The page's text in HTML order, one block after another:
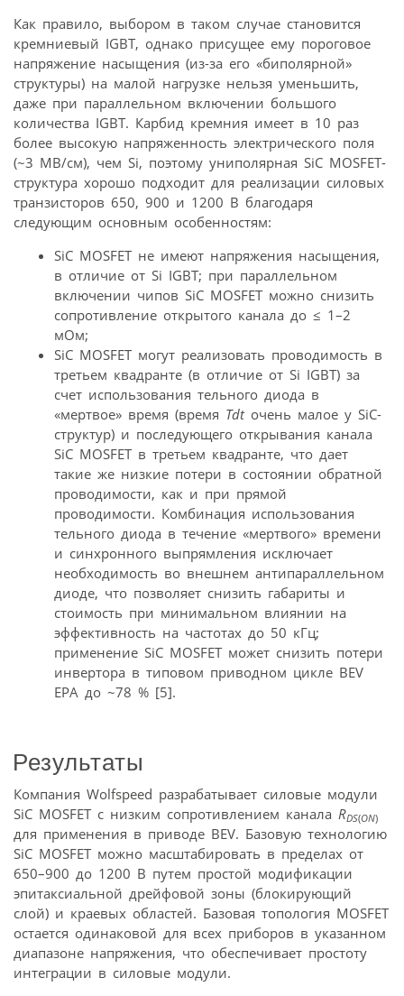
Как правило, выбором в таком случае становится
кремниевый IGBT, однако присущее ему пороговое
напряжение насыщения (из-за его «биполярной»
структуры) на малой нагрузке нельзя уменьшить,
даже при параллельном включении большого
количества IGBT. Карбид кремния имеет в 10 раз
более высокую напряженность электрического поля
(~3 МВ/см), чем Si, поэтому униполярная SiC MOSFET-
структура хорошо подходит для реализации силовых
транзисторов 650, 900 и 1200 В благодаря
следующим основным особенностям:
SiC MOSFET не имеют напряжения насыщения,
в отличие от Si IGBT; при параллельном
включении чипов SiC MOSFET можно снизить
сопротивление открытого канала до ≤ 1–2
мОм;
SiC MOSFET могут реализовать проводимость в
третьем квадранте (в отличие от Si IGBT) за
счет использования тельного диода в
«мертвое» время (время Tdtочень малое у SiC-
структур) и последующего открывания канала
SiC MOSFET в третьем квадранте, что дает
такие же низкие потери в состоянии обратной
проводимости, как и при прямой
проводимости. Комбинация использования
тельного диода в течение «мертвого» времени
и синхронного выпрямления исключает
необходимость во внешнем антипараллельном
диоде, что позволяет снизить габариты и
стоимость при минимальном влиянии на
эффективность на частотах до 50 кГц;
применение SiC MOSFET может снизить потери
инвертора в типовом приводном цикле BEV
EPA до ~78 % [5].
Результаты
Компания Wolfspeed разрабатывает силовые модули
SiC MOSFET с низким сопротивлением канала RDS(ON)
для применения в приводе BEV. Базовую технологию
SiC MOSFET можно масштабировать в пределах от
650–900 до 1200 В путем простой модификации
эпитаксиальной дрейфовой зоны (блокирующий
слой) и краевых областей. Базовая топология MOSFET
остается одинаковой для всех приборов в указанном
диапазоне напряжения, что обеспечивает простоту
интеграции в силовые модули.